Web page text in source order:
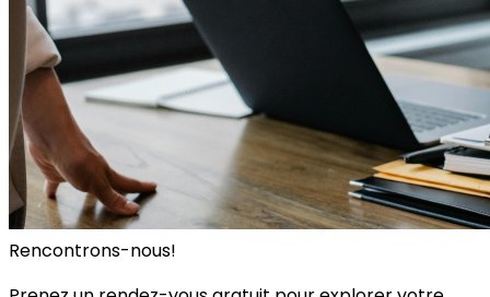
Rencontrons-nous!